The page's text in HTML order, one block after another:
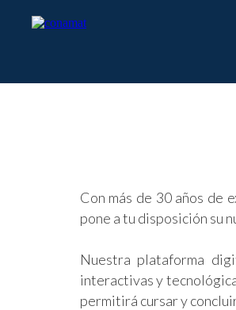
Con más de 30 años de
pone a tu disposición su
Nuestra plataforma
interactivas y
permitirá cursar y